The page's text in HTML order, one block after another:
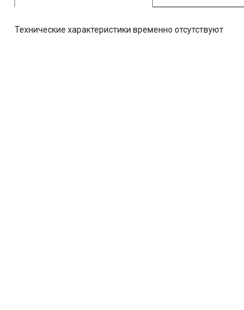
Технические характеристики временно отсутствуют